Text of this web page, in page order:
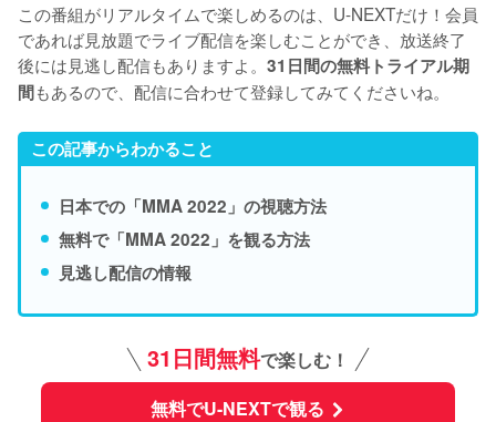
この番組がリアルタイムで楽しめるのは、U-NEXTだけ！会員
であれば見放題でライブ配信を楽しむことができ、放送終了
後には見逃し配信もありますよ。 31日間の無料トライアル期
間もあるので、配信に合わせて登録してみてくださいね。
この記事からわかること
日本での「MMA 2022」の視聴方法
無料で「MMA 2022」を観る方法
見逃し配信の情報
31日間無料で楽しむ！
無料でU-NEXTで観る